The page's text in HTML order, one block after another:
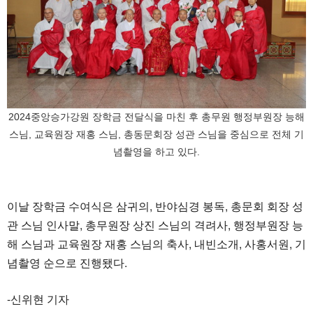
2024중앙승가강원 장학금 전달식을 마친 후 총무원 행정부원장 능해
스님, 교육원장 재홍 스님, 총동문회장 성관 스님을 중심으로 전체 기
념촬영을 하고 있다.
이날 장학금 수여식은 삼귀의, 반야심경 봉독, 총문회 회장 성
관 스님 인사말, 총무원장 상진 스님의 격려사, 행정부원장 능
해 스님과 교육원장 재홍 스님의 축사, 내빈소개, 사홍서원, 기
념촬영 순으로 진행됐다.
-신위현 기자